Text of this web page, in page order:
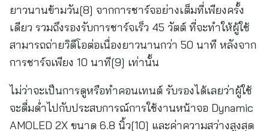
ยาวนานข้ามวัน[8] จากการชาร์จอย่างเต็มที่เพียงครั้ง
เดียว รวมถึงรองรับการชาร์จเร็ว 45 วัตต์ ที่จะทำให้ผู้ใช้
สามารถถ่ายวิดีโอต่อเนื่องยาวนานกว่า 50 นาที หลังจาก
การชาร์จเพียง 10 นาที[9] เท่านั้น
ไม่ว่าจะเป็นการดูหรือทำคอนเทนต์ รับรองได้เลยว่าผู้ใช้
จะดื่มด่ำไปกับประสบการณ์การใช้งานหน้าจอ Dynamic
AMOLED 2X ขนาด 6.8 นิ้ว[10] และค่าความสว่างสูงสุด